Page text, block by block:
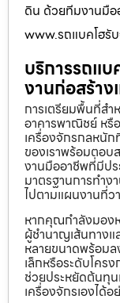
ดิน ด้วยทีมงานมื
www.รถแบคโฮรั
บริการรถแบ
งานก่อสร้า
การเตรียมพื้นที่สำ
อาคารพาณิชย์ หรื
เครื่องจักรกลหนั
ของเราพร้อมตอ
งานมืออาชีพที่มีป
มาตรฐานการทำง
ไปตามแผนงานที่ว
หากคุณกำลังมอง
ผู้ชำนาญเส้นทางแ
หลายขนาดพร้อมล
เล็กหรือระดับโคร
ช่วยประหยัดต้นทุน
เครื่องจักรเองได้อ